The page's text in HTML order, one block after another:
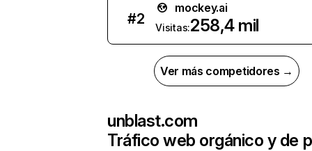
#2
mockey.ai
Visitas:258,4 mil
Ver más competidores →
unblast.com
Tráfico web orgánico y de